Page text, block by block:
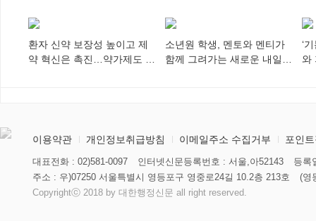
다”
환자 신약 보장성 높이고 제
약 혁신은 촉진…약가제도 개
소년원 학생, 멘토와 멘티가
함께 그려가는 새로운 내일
‘
와
이용약관 개인정보취급방침 이메일주소 수집거부 포인
대표전화 : 02)581-0097 인터넷신문등록번호 : 서울,아52143
등록
주소 : 우)07250 서울특별시 영등포구 영중로24길 10.2층 213호
(영
Copyrightⓒ 2018 by 대한행정신문 all right reserved.